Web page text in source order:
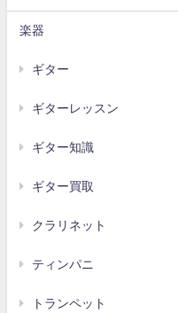
楽器
ギター
ギターレッスン
ギター知識
ギター買取
クラリネット
ティンパニ
トランペット